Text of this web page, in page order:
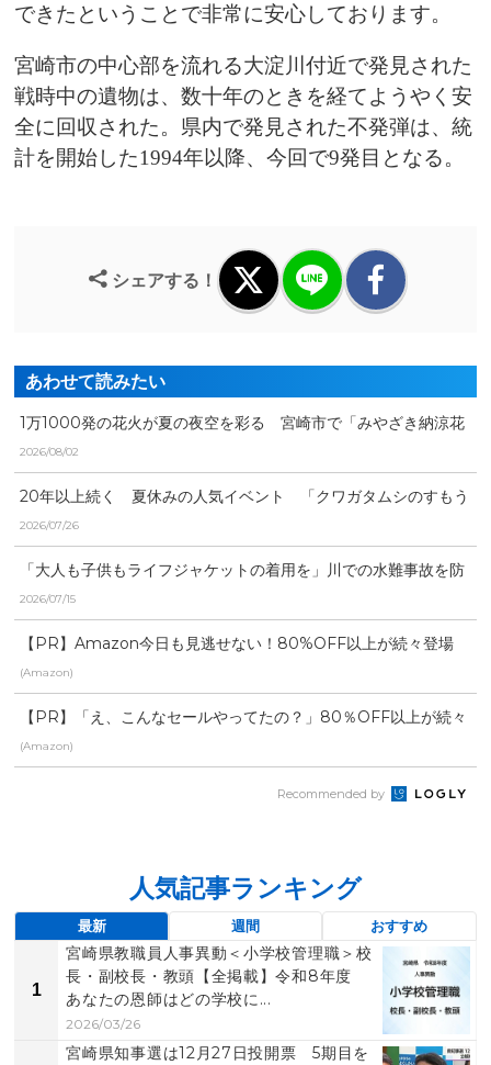
できたということで非常に安心しております。
宮崎市の中心部を流れる大淀川付近で発見された
戦時中の遺物は、数十年のときを経てようやく安
全に回収された。県内で発見された不発弾は、統
計を開始した1994年以降、今回で9発目となる。
シェアする！
あわせて読みたい
1万1000発の花火が夏の夜空を彩る 宮崎市で「みやざき納涼花
火大会」
2026/08/02
20年以上続く 夏休みの人気イベント 「クワガタムシのすもう
大会」
2026/07/26
「大人も子供もライフジャケットの着用を」川での水難事故を防
ぐ 安全講習会
2026/07/15
【PR】Amazon今日も見逃せない！80%OFF以上が続々登場
(Amazon)
【PR】「え、こんなセールやってたの？」80％OFF以上が続々
登場！Amazonの本気が...
(Amazon)
Recommended by
人気記事ランキング
最新 週間 おすすめ
1
宮崎県教職員人事異動＜小学校管理職＞校
長・副校長・教頭【全掲載】令和8年度
あなたの恩師はどの学校に...
2026/03/26
宮崎県知事選は12月27日投開票 5期目を